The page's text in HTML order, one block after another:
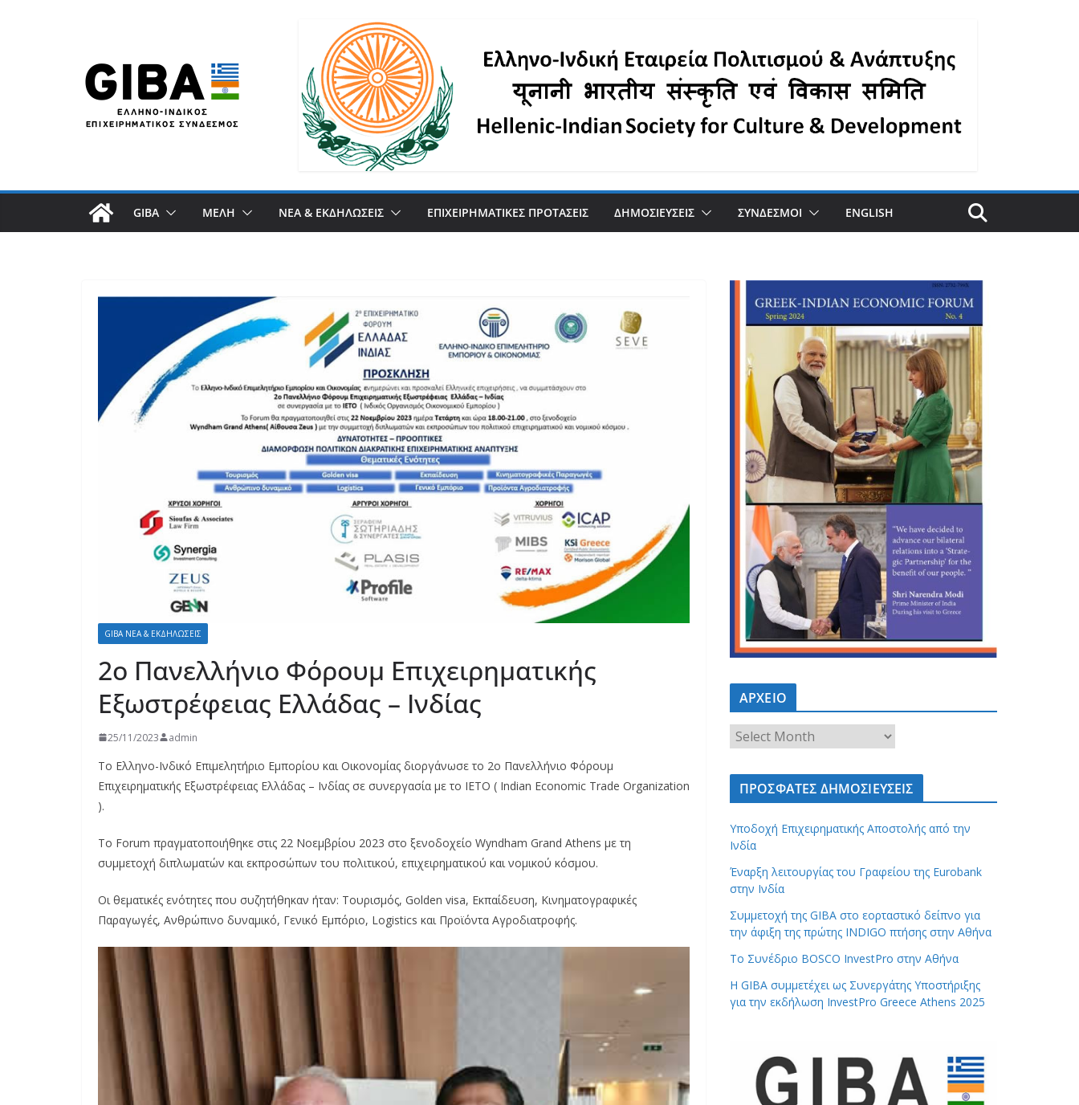
GIBA ΜΕΛΗ ΝΕΑ & ΕΚΔΗΛΩΣΕΙΣ ΕΠΙΧΕΙΡΗΜΑΤΙΚΕΣ ΠΡΟΤΑΣΕΙΣ ΔΗΜΟΣΙΕΥΣΕΙΣ ΣΥΝΔΕΣΜΟΙ ENGLISH
GIBA ΝΕΑ & ΕΚΔΗΛΩΣΕΙΣ
2ο Πανελλήνιο Φόρουμ Επιχειρηματικής
Εξωστρέφειας Ελλάδας – Ινδίας
25/11/2023 admin
Το Ελληνο-Ινδικό Επιμελητήριο Εμπορίου και Οικονομίας διοργάνωσε το 2ο Πανελλήνιο Φόρουμ
Επιχειρηματικής Εξωστρέφειας Ελλάδας – Ινδίας σε συνεργασία με το IETO ( Indian Economic Trade Organization
).
Το Forum πραγματοποιήθηκε στις 22 Νοεμβρίου 2023 στο ξενοδοχείο Wyndham Grand Athens με τη
συμμετοχή διπλωματών και εκπροσώπων του πολιτικού, επιχειρηματικού και νομικού κόσμου.
Οι θεματικές ενότητες που συζητήθηκαν ήταν: Τουρισμός, Golden visa, Εκπαίδευση, Κινηματογραφικές
Παραγωγές, Ανθρώπινο δυναμικό, Γενικό Εμπόριο, Logistics και Προϊόντα Αγροδιατροφής.
ΑΡΧΕΙΟ
ΠΡΟΣΦΑΤΕΣ ΔΗΜΟΣΙΕΥΣΕΙΣ
Υποδοχή Επιχειρηματικής Αποστολής από την
Ινδία
Έναρξη λειτουργίας του Γραφείου της Eurobank
στην Ινδία
Συμμετοχή της GIBA στο εορταστικό δείπνο για
την άφιξη της πρώτης INDIGO πτήσης στην Αθήνα
Το Συνέδριο BOSCO InvestPro στην Αθήνα
Η GIBA συμμετέχει ως Συνεργάτης Υποστήριξης
για την εκδήλωση InvestPro Greece Athens 2025